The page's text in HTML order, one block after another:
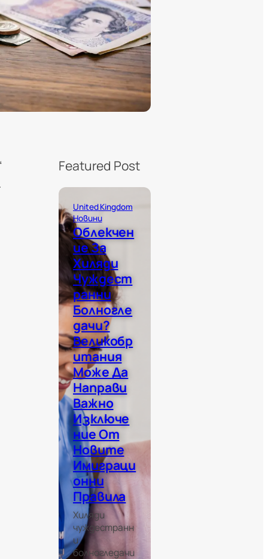
Featured Post
United Kingdom
Новини
Облекчен
Ие За
Хиляди
Чуждест
Ранни
Болногле
Дачи?
Великобр
Итания
Може Да
Направи
Важно
Изключе
Ние От
Новите
Имиграци
Онни
Правила
Хиляди
чуждестранн
и
болногледачи